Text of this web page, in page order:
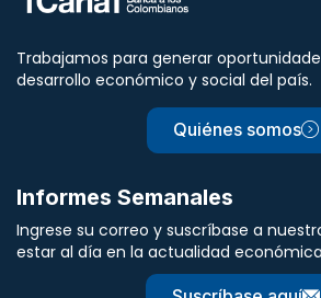
Trabajamos para generar
desarrollo económico y social del país.
Quiénes somos
Informes Semanales
Ingrese su correo y suscríbase a
estar al día en la actualidad